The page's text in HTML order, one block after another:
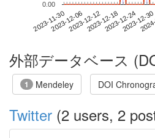
2023-11-302023-12-062023-12-122023-12-182023-12-242023-12-30
0.00
外部データベース
1 Mendeley DOI
Twitter (2 users, 2